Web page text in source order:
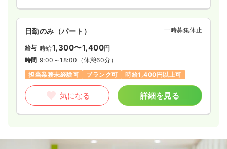
日勤のみ（パート） 一時募集休止
給与 時給1,300〜1,400円
時間 9:00～18:00 （休憩60分）
担当業務未経験可
ブランク可 時給1,400円以上可
気になる 詳細を見る